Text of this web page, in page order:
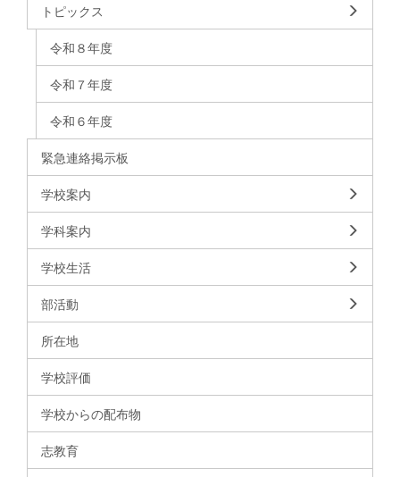
トピックス
令和８年度
令和７年度
令和６年度
緊急連絡掲示板
学校案内
学科案内
学校生活
部活動
所在地
学校評価
学校からの配布物
志教育